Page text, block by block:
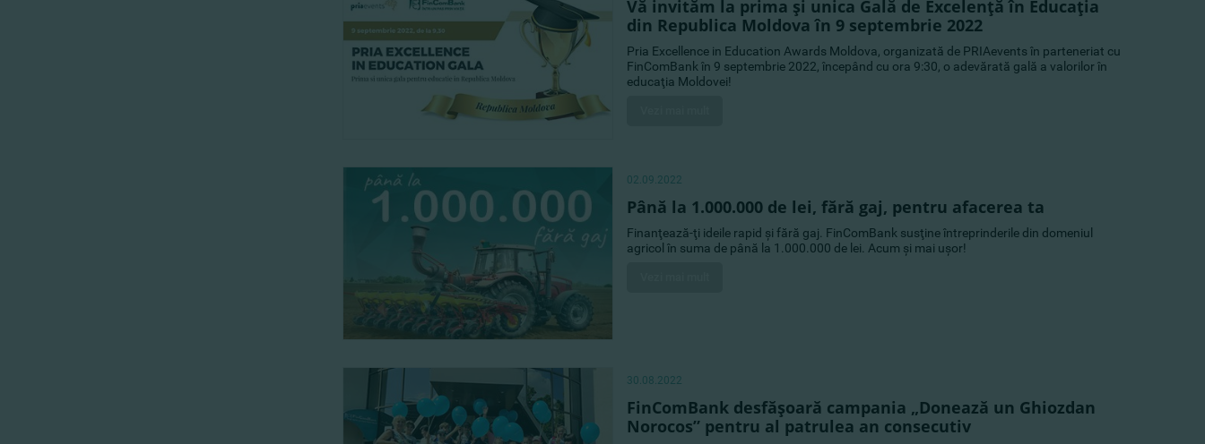
Vă invităm la prima şi unica Gală de Excelenţă în Educaţia
din Republica Moldova în 9 septembrie 2022
Pria Excellence in Education Awards Moldova, organizată de PRIAevents în parteneriat cu
FinComBank în 9 septembrie 2022, începând cu ora 9:30, o adevărată gală a valorilor în
educaţia Moldovei!
02.09.2022
Până la 1.000.000 de lei, fără gaj, pentru afacerea ta
Finanţează-ţi ideile rapid şi fără gaj. FinComBank susţine întreprinderile din domeniul
agricol în suma de până la 1.000.000 de lei. Acum şi mai uşor!
30.08.2022
FinComBank desfăşoară campania „Donează un Ghiozdan
Norocos” pentru al patrulea an consecutiv